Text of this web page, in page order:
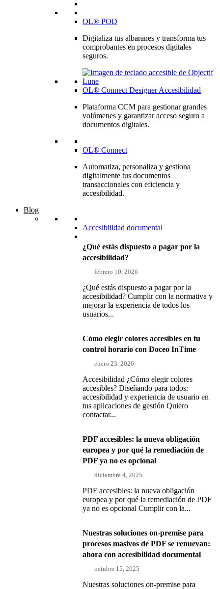
OL® POD
Digitaliza tus albaranes y transforma tus
comprobantes en procesos digitales
seguros.
OL® Connect Designer Accesibilidad
Plataforma CCM para gestionar grandes
volúmenes y garantizar acceso seguro a
documentos digitales.
OL® Connect
Automatiza, personaliza y gestiona
digitalmente tus documentos
transaccionales con eficiencia y
accesibilidad.
Blog
Accesibilidad documental
¿Qué estás dispuesto a pagar por la
accesibilidad?
febrero 10, 2026
¿Qué estás dispuesto a pagar por la
accesibilidad? Cumplir con la normativa y
mejorar la experiencia de todos los
usuarios...
Cómo elegir colores accesibles en tu
control horario con Doceo InTime
enero 23, 2026
Accesibilidad ¿Cómo elegir colores
accesibles? Diseñando para todos:
accesibilidad y experiencia de usuario en
tus aplicaciones de gestión Quiero
contactar...
PDF accesibles: la nueva obligación
europea y por qué la remediación de
PDF ya no es opcional
diciembre 4, 2025
PDF accesibles: la nueva obligación
europea y por qué la remediación de PDF
ya no es opcional Cumplir con la...
Nuestras soluciones on-premise para
procesos masivos de PDF se renuevan:
ahora con accesibilidad documental
octubre 15, 2025
Nuestras soluciones on-premise para